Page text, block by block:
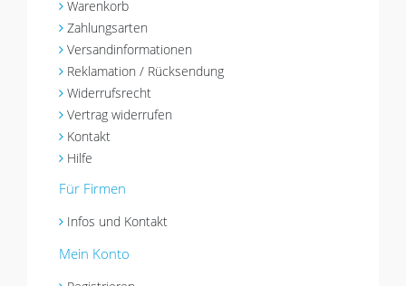
Warenkorb
Zahlungsarten
Versandinformationen
Reklamation / Rücksendung
Widerrufsrecht
Vertrag widerrufen
Kontakt
Hilfe
Für Firmen
Infos und Kontakt
Mein Konto